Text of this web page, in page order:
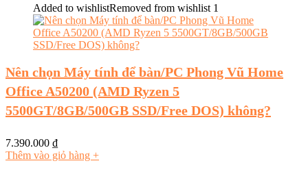
Added to wishlistRemoved from wishlist 1
Nên chọn Máy tính để bàn/PC Phong Vũ Home
Office A50200 (AMD Ryzen 5
5500GT/8GB/500GB SSD/Free DOS) không?
7.390.000 ₫
Thêm vào giỏ hàng +